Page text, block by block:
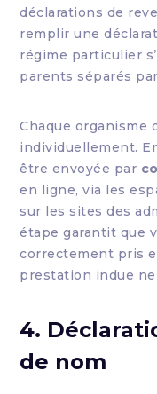
déclarations de
remplir une
régime particulier
parents séparés
Chaque organisme
individuellement.
être envoyée par
en ligne, via les
sur les sites des
étape garantit que
correctement pris
prestation indue
4.
de nom